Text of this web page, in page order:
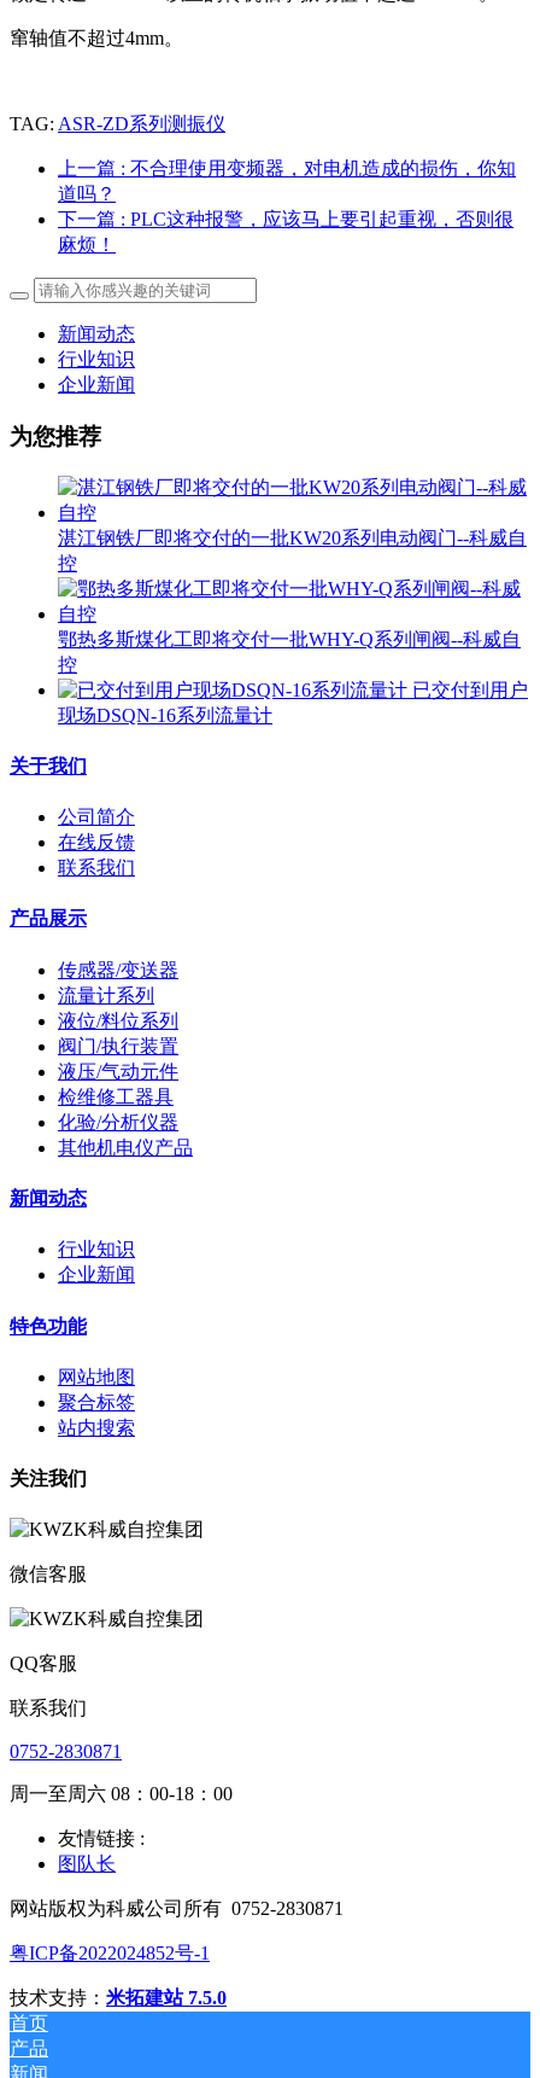
窜轴值不超过4mm。
TAG: ASR-ZD系列测振仪
上一篇 : 不合理使用变频器，对电机造成的损伤，你知
道吗？
下一篇 : PLC这种报警，应该马上要引起重视，否则很
麻烦！
新闻动态
行业知识
企业新闻
为您推荐
湛江钢铁厂即将交付的一批KW20系列电动阀门--科威自
控
鄂热多斯煤化工即将交付一批WHY-Q系列闸阀--科威自
控
已交付到用户
现场DSQN-16系列流量计
关于我们
公司简介
在线反馈
联系我们
产品展示
传感器/变送器
流量计系列
液位/料位系列
阀门/执行装置
液压/气动元件
检维修工器具
化验/分析仪器
其他机电仪产品
新闻动态
行业知识
企业新闻
特色功能
网站地图
聚合标签
站内搜索
关注我们
微信客服
QQ客服
联系我们
0752-2830871
周一至周六 08：00-18：00
友情链接 :
图队长
网站版权为科威公司所有 0752-2830871
粤ICP备2022024852号-1
技术支持： 米拓建站 7.5.0
首页
产品